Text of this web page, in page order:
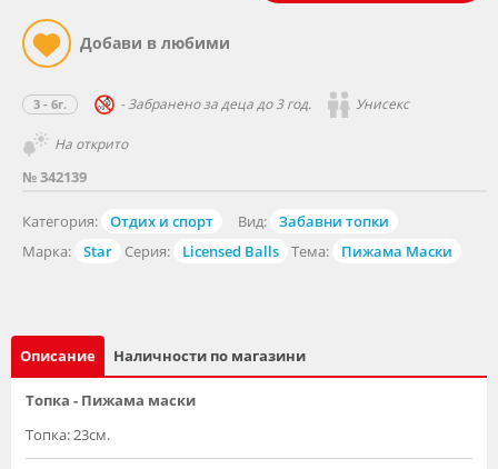
№ 342139
Категория: Отдих и спорт Вид:
Забавни топки
Марка:
Star Серия: Licensed Balls Тема: Пижама Маски
3 - 6г. - Забранено за деца до 3 год. Унисекс
На открито
Описание Наличности по магазини
Топка - Пижама маски
Топка: 23см.